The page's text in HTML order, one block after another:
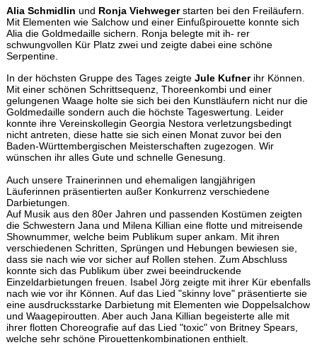
Alia Schmidlin und Ronja Viehwegerstarten bei den Freiläufern.
Mit Elementen wie Salchow und einer Einfußpirouette konnte sich
Alia die Goldmedaille sichern. Ronja belegte mit ih- rer
schwungvollen Kür Platz zwei und zeigte dabei eine schöne
Serpentine.
In der höchsten Gruppe des Tages zeigte Jule Kufnerihr Können.
Mit einer schönen Schrittsequenz, Thoreenkombi und einer
gelungenen Waage holte sie sich bei den Kunstläufern nicht nur die
Goldmedaille sondern auch die höchste Tageswertung. Leider
konnte ihre Vereinskollegin Georgia Nestora verletzungsbedingt
nicht antreten, diese hatte sie sich einen Monat zuvor bei den
Baden-Württembergischen Meisterschaften zugezogen. Wir
wünschen ihr alles Gute und schnelle Genesung.
Auch unsere Trainerinnen und ehemaligen langjährigen
Läuferinnen präsentierten außer Konkurrenz verschiedene
Darbietungen.
Auf Musik aus den 80er Jahren und passenden Kostümen zeigten
die Schwestern Jana und Milena Killian eine flotte und mitreisende
Shownummer, welche beim Publikum super ankam. Mit ihren
verschiedenen Schritten, Sprüngen und Hebungen bewiesen sie,
dass sie nach wie vor sicher auf Rollen stehen. Zum Abschluss
konnte sich das Publikum über zwei beeindruckende
Einzeldarbietungen freuen. Isabel Jörg zeigte mit ihrer Kür ebenfalls
nach wie vor ihr Können. Auf das Lied "skinny love" präsentierte sie
eine ausdrucksstarke Darbietung mit Elementen wie Doppelsalchow
und Waagepiroutten. Aber auch Jana Killian begeisterte alle mit
ihrer flotten Choreografie auf das Lied "toxic" von Britney Spears,
welche sehr schöne Pirouettenkombinationen enthielt.